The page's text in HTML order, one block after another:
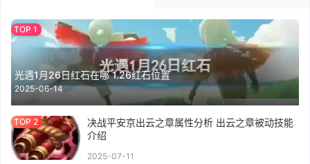
光遇1月26日红石在哪 1.26红石位置
2025-06-14
决战平安京出云之章属性分析 出云之章被动技能
介绍
2025-07-11